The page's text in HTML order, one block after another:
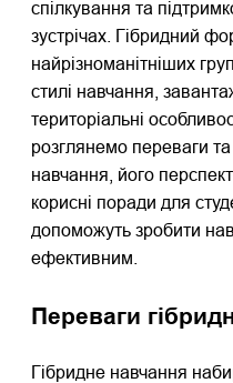
спілкування та
зустрічах. Гібридний
найрізноманітніших
стилі навчання,
територіальні
розглянемо переваги
навчання, його
корисні поради для
допоможуть зробити
ефективним.
Переваги
Гібридне навчання